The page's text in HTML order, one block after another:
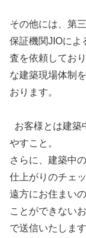
その他には、第
保証機関JIOによ
査を依頼してお
な建築現場体制
おります。
お客様とは建築
やすこと。
さらに、建築中
仕上がりのチェ
遠方にお住まい
ことができない
で送信いたします